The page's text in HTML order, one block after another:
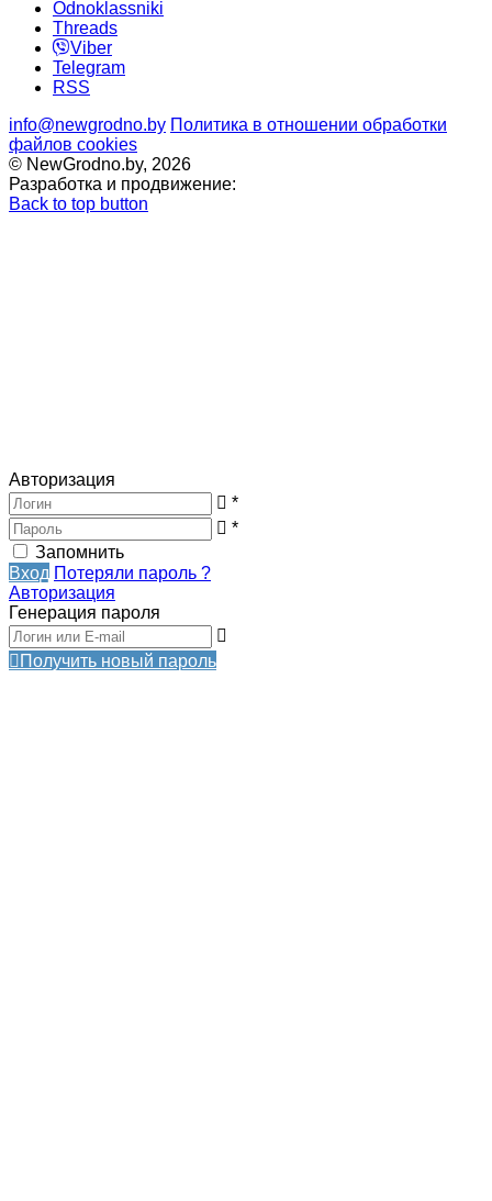
Odnoklassniki
Threads
Viber
Telegram
RSS
info@newgrodno.by Политика в отношении обработки
файлов cookies
© NewGrodno.by, 2026
Разработка и продвижение:
Back to top button
Авторизация
*
*
Запомнить
Вход Потеряли пароль ?
Авторизация
Генерация пароля
Получить новый пароль